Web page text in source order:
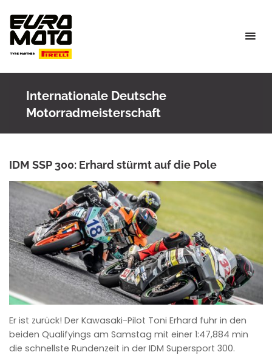
content
Internationale Deutsche
Motorradmeisterschaft
IDM SSP 300: Erhard stürmt auf die Pole
ROWENA HINZMANN
Er ist zurück! Der Kawasaki-Pilot Toni Erhard fuhr in den
beiden Qualifyings am Samstag mit einer 1:47,884 min
die schnellste Rundenzeit in der IDM Supersport 300.